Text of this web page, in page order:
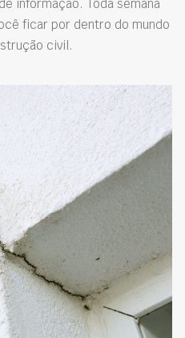
informação. Toda semana
ficar por dentro do mundo
civil.